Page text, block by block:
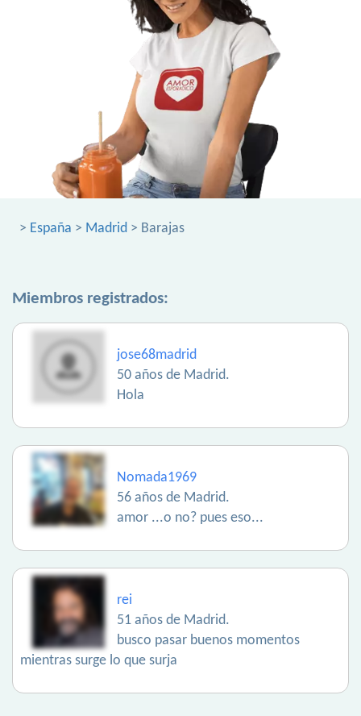
> España > Madrid > Barajas
Miembros registrados:
jose68madrid
50 años de Madrid.
Hola
Nomada1969
56 años de Madrid.
amor ...o no? pues eso...
rei
51 años de Madrid.
busco pasar buenos momentos
mientras surge lo que surja